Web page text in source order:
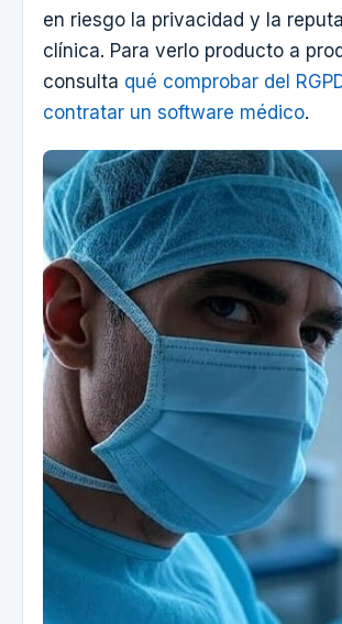
en riesgo la privacidad y la
clínica. Para verlo producto a
consulta qué comprobar del
contratar un software médico.